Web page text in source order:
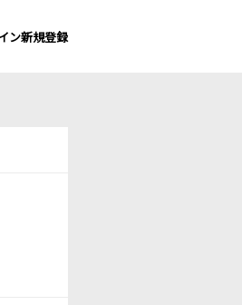
ン新規登録